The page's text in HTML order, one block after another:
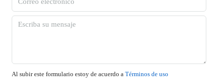
Al subir este formulario estoy de acuerdo a Términos de uso